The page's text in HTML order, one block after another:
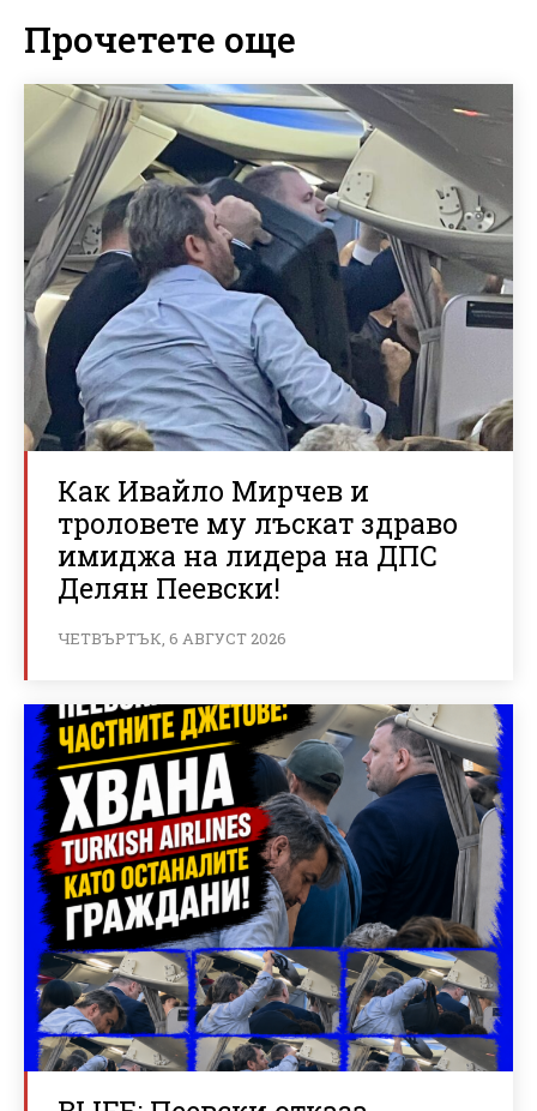
Прочетете още
Как Ивайло Мирчев и
троловете му лъскат здраво
имиджа на лидера на ДПС
Делян Пеевски!
ЧЕТВЪРТЪК, 6 АВГУСТ 2026